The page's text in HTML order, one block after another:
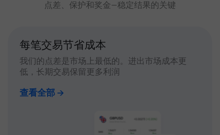
点差、保护和奖金—稳定结果的关键
每笔交易节省成本
我们的点差是市场上最低的。进出市场成本更
低，长期交易保留更多利润
查看全部